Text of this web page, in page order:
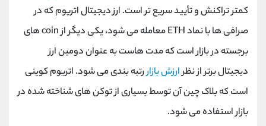
کمتر تراکنش و تأیید سریع ‌تر است. ارز دیجیتال اتریوم که در
صرافی ‌ها با نماد ETH معامله می‌ شود، یکی دیگر از coin های
برجسته در بازار است که مدت ‌هاست به عنوان دومین ارز
دیجیتال برتر از نظرارزش بازاررتبه ‌بندی می ‌شود. اتریوم کوینی
است که بلاک چین آن توسط بسیاری از توکن های شناخته شده در
بازار استفاده می شود.